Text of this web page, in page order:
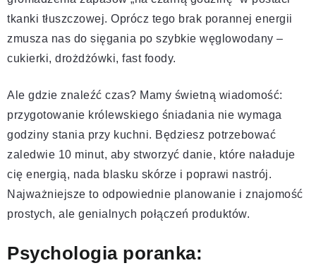
tkanki tłuszczowej. Oprócz tego brak porannej energii
zmusza nas do sięgania po szybkie węglowodany –
cukierki, drożdżówki, fast foody.
Ale gdzie znaleźć czas? Mamy świetną wiadomość:
przygotowanie królewskiego śniadania nie wymaga
godziny stania przy kuchni. Będziesz potrzebować
zaledwie 10 minut, aby stworzyć danie, które naładuje
cię energią, nada blasku skórze i poprawi nastrój.
Najważniejsze to odpowiednie planowanie i znajomość
prostych, ale genialnych połączeń produktów.
Psychologia poranka: